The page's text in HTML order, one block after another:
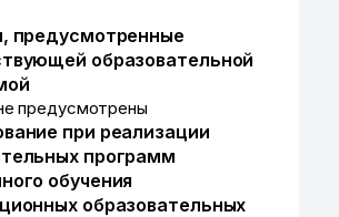
предусмотренные
образовательной
предусмотрены
при реализации
программ
обучения
образовательных